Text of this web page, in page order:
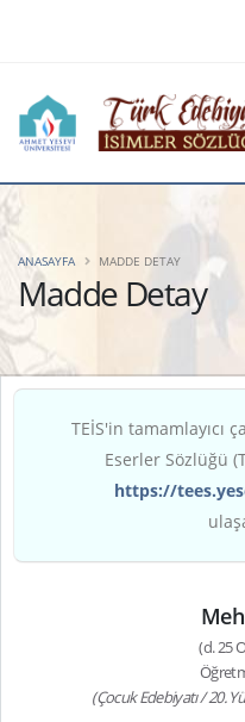
Madde Detay
ANASAYFA MADDE DETAY
TEİS'in tamamlayıcı
Eserler Sözlüğü
https://
(d. 25
(Çocuk Edebiyatı / 20.